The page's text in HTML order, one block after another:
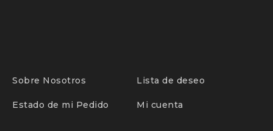
Sobre Nosotros Lista de deseo
Estado de mi Pedido Mi cuenta